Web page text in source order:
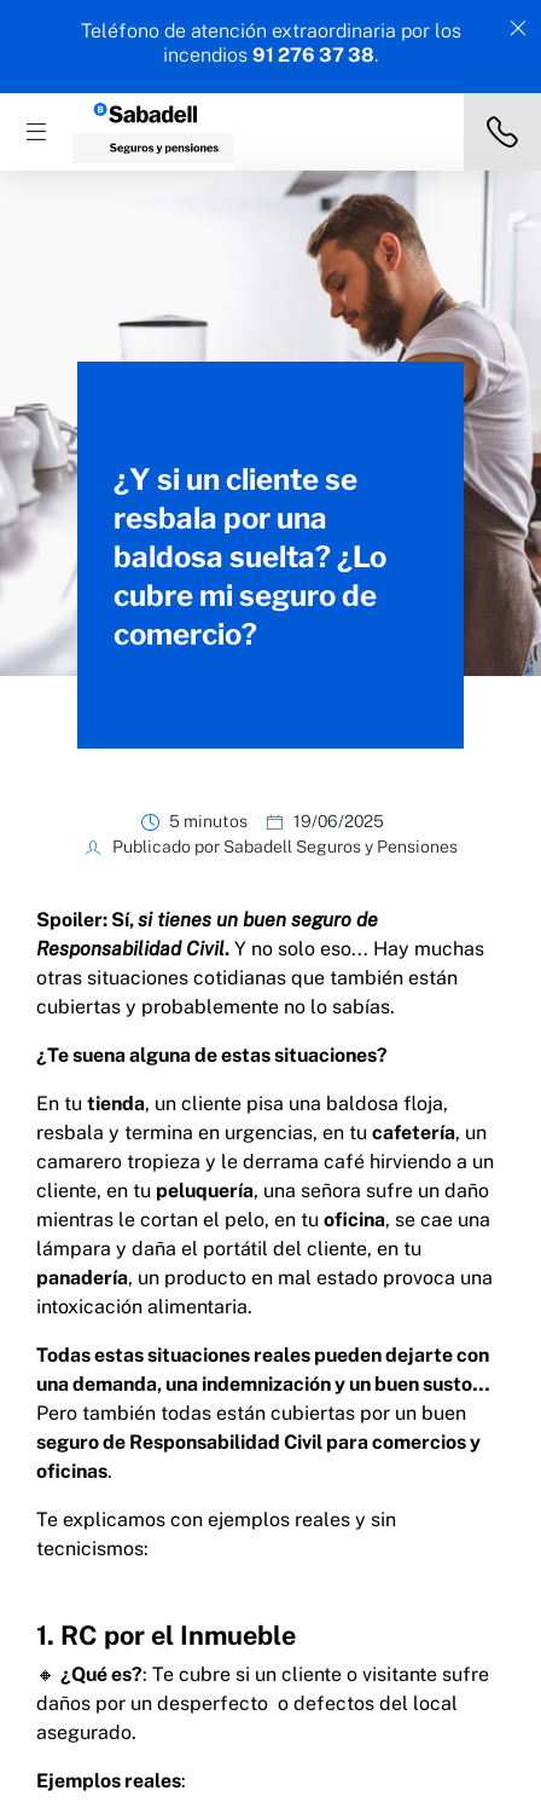
Teléfono de atención extraordinaria por los
incendios 91 276 37 38.
¿Y si un cliente se
resbala por una
baldosa suelta? ¿Lo
cubre mi seguro de
comercio?
5 minutos
19/06/2025
Publicado por Sabadell Seguros y Pensiones
Spoiler: Sí,si tienes un buen seguro de
Responsabilidad Civil. Y no solo eso... Hay muchas
otras situaciones cotidianas que también están
cubiertas y probablemente no lo sabías.
¿Te suena alguna de estas situaciones?
En tu tienda, un cliente pisa una baldosa floja,
resbala y termina en urgencias, en tu cafetería, un
camarero tropieza y le derrama café hirviendo a un
cliente, en tu peluquería, una señora sufre un daño
mientras le cortan el pelo, en tu oficina, se cae una
lámpara y daña el portátil del cliente, en tu
panadería, un producto en mal estado provoca una
intoxicación alimentaria.
Todas estas situaciones reales pueden dejarte con
una demanda, una indemnización y un buen susto…
Pero también todas están cubiertas por un buen
seguro de Responsabilidad Civil para comercios y
oficinas.
Te explicamos con ejemplos reales y sin
tecnicismos:
1. RC por el Inmueble
🔸 ¿Qué es?: Te cubre si un cliente o visitante sufre
daños por un desperfecto o defectos del local
asegurado.
Ejemplos reales: